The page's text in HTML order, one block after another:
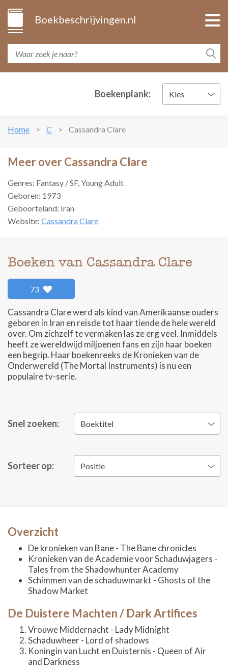
Boekbeschrijvingen.nl
Boekenplank: Kies
Home C Cassandra Clare
Meer over Cassandra Clare
Genres: Fantasy / SF, Young Adult
Geboren: 1973
Geboorteland: Iran
Website: Cassandra Clare
Boeken van Cassandra Clare
73
Cassandra Clare werd als kind van Amerikaanse ouders
geboren in Iran en reisde tot haar tiende de hele wereld
over. Om zichzelf te vermaken las ze erg veel. Inmiddels
heeft ze wereldwijd miljoenen fans en zijn haar boeken
een begrip. Haar boekenreeks de Kronieken van de
Onderwereld (The Mortal Instruments) is nu een
populaire tv-serie.
Snel zoeken: Boektitel
Sorteer op: Positie
Overzicht
De kronieken van Bane - The Bane chronicles
Kronieken van de Academie voor Schaduwjagers -
Tales from the Shadowhunter Academy
Schimmen van de schaduwmarkt - Ghosts of the
Shadow Market
De Duistere Machten / Dark Artifices
Vrouwe Middernacht - Lady Midnight
Schaduwheer - Lord of shadows
Koningin van Lucht en Duisternis - Queen of Air
and Darkness